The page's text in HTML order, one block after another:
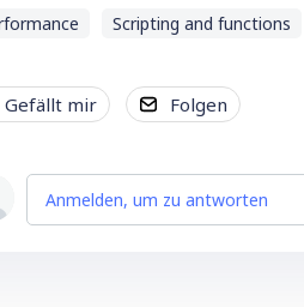
Scripting and functions
Gefällt mir Folgen
Anmelden, um zu antworten